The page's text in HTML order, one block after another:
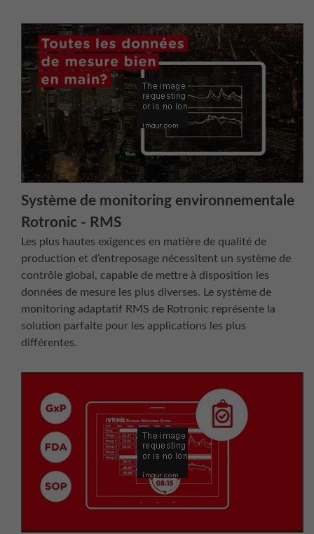
Système de monitoring environnementale
Rotronic - RMS
Les plus hautes exigences en matière de qualité de
production et d’entreposage nécessitent un système de
contrôle global, capable de mettre à disposition les
données de mesure les plus diverses. Le système de
monitoring adaptatif RMS de Rotronic représente la
solution parfaite pour les applications les plus
différentes.